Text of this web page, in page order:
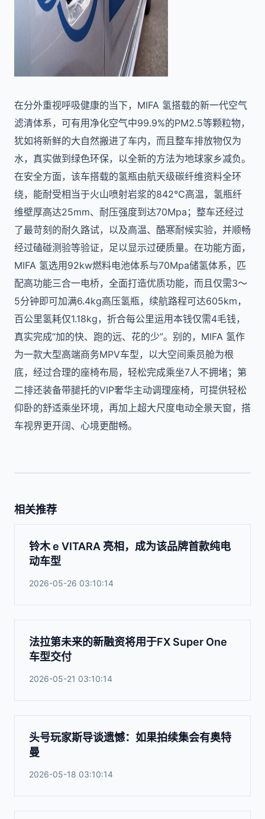
在分外重视呼吸健康的当下，MIFA 氢搭载的新一代空气
滤清体系，可有用净化空气中99.9%的PM2.5等颗粒物，
犹如将新鲜的大自然搬进了车内，而且整车排放物仅为
水，真实做到绿色环保，以全新的方法为地球家乡减负。
在安全方面，该车搭载的氢瓶由航天级碳纤维资料全环
绕，能耐受相当于火山喷射岩浆的842℃高温，氢瓶纤
维壁厚高达25mm、耐压强度到达70Mpa；整车还经过
了最苛刻的耐久路试，以及高温、酷寒耐候实验，并顺畅
经过磕碰测验等验证，足以显示过硬质量。在功能方面，
MIFA 氢选用92kw燃料电池体系与70Mpa储氢体系，匹
配高功能三合一电桥，全面打造优质功能，而且仅需3～
5分钟即可加满6.4kg高压氢瓶，续航路程可达605km，
百公里氢耗仅1.18kg，折合每公里运用本钱仅需4毛钱，
真实完成“加的快、跑的远、花的少”。别的，MIFA 氢作
为一款大型高端商务MPV车型，以大空间乘员舱为根
底，经过合理的座椅布局，轻松完成乘坐7人不拥堵；第
二排还装备带腿托的VIP奢华主动调理座椅，可提供轻松
仰卧的舒适乘坐环境，再加上超大尺度电动全景天窗，搭
车视界更开阔、心境更酣畅。
相关推荐
铃木 e VITARA 亮相，成为该品牌首款纯电
动车型
2026-05-26 03:10:14
法拉第未来的新融资将用于FX Super One
车型交付
2026-05-21 03:10:14
头号玩家斯导谈遗憾：如果拍续集会有奥特
曼
2026-05-18 03:10:14